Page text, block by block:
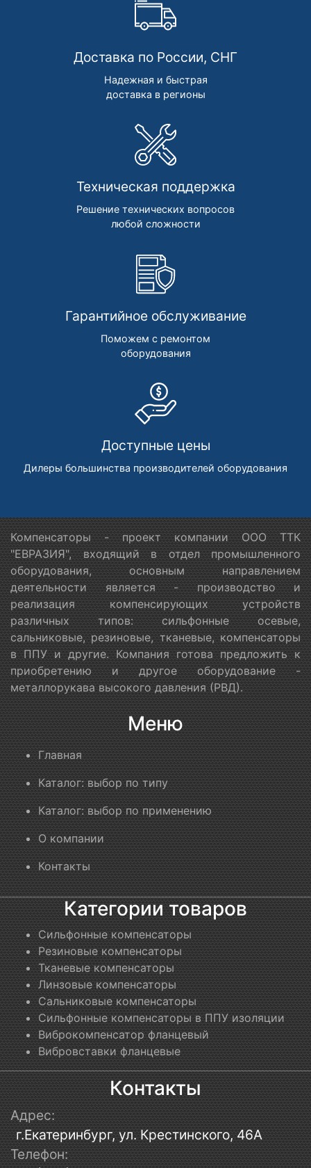
Доставка по России, СНГ
Надежная и быстрая
доставка в регионы
Техническая поддержка
Решение технических вопросов
любой сложности
Гарантийное обслуживание
Поможем с ремонтом
оборудования
Доступные цены
Дилеры большинства производителей оборудования
Компенсаторы - проект компании ООО ТТК
"ЕВРАЗИЯ", входящий в отдел промышленного
оборудования, основным направлением
деятельности является - производство и
реализация компенсирующих устройств
различных типов: сильфонные осевые,
сальниковые, резиновые, тканевые, компенсаторы
в ППУ и другие. Компания готова предложить к
приобретению и другое оборудование -
металлорукава высокого давления (РВД).
Меню
Главная
Каталог: выбор по типу
Каталог: выбор по применению
О компании
Контакты
Категории товаров
Сильфонные компенсаторы
Резиновые компенсаторы
Тканевые компенсаторы
Линзовые компенсаторы
Сальниковые компенсаторы
Сильфонные компенсаторы в ППУ изоляции
Виброкомпенсатор фланцевый
Вибровставки фланцевые
Контакты
Адрес:
г.Екатеринбург, ул. Крестинского, 46А
Телефон: